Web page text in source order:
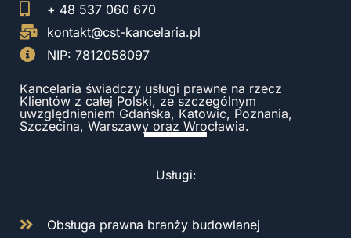
+ 48 537 060 670
kontakt@cst-kancelaria.pl
NIP: 7812058097
Kancelaria świadczy usługi prawne na rzecz
Klientów z całej Polski, ze szczególnym
uwzględnieniem Gdańska, Katowic, Poznania,
Szczecina, Warszawy oraz Wrocławia.
Usługi:
Obsługa prawna branży budowlanej